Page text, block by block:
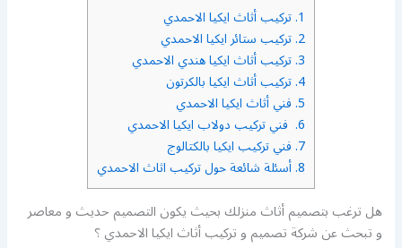
1. تركيب أثاث ايكيا الاحمدي
2. تركيب ستائر ايكيا الاحمدي
3. تركيب أثاث ايكيا هندي الاحمدي
4. تركيب أثاث ايكيا بالكرتون
5. فني أثاث ايكيا الاحمدي
6. فني تركيب دولاب ايكيا الاحمدي
7. فني تركيب ايكيا بالكتالوج
8. أسئلة شائعة حول تركيب اثاث الاحمدي
هل ترغب بتصميم أثاث منزلك بحيث يكون التصميم حديث و معاصر
و تبحث عن شركة تصميم و تركيب أثاث ايكيا الاحمدي ؟